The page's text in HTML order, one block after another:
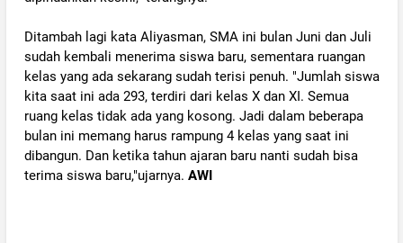
Ditambah lagi kata Aliyasman, SMA ini bulan Juni dan Juli
sudah kembali menerima siswa baru, sementara ruangan
kelas yang ada sekarang sudah terisi penuh. "Jumlah siswa
kita saat ini ada 293, terdiri dari kelas X dan XI. Semua
ruang kelas tidak ada yang kosong. Jadi dalam beberapa
bulan ini memang harus rampung 4 kelas yang saat ini
dibangun. Dan ketika tahun ajaran baru nanti sudah bisa
terima siswa baru,"ujarnya. AWI